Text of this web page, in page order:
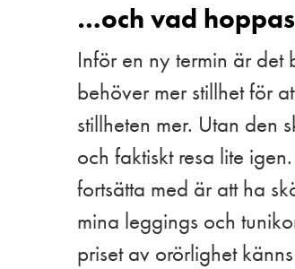
…och vad
Inför en ny termin är
behöver mer stillhet för
stillheten mer. Utan den
och faktiskt resa lite
fortsätta med är att ha
mina leggings och
priset av orörlighet